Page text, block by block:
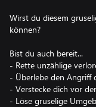
Wirst du diesem
können?
Bist du auch bereit...
- Rette unzählige
- Überlebe den Angriff
- Verstecke dich vor
- Löse gruselige